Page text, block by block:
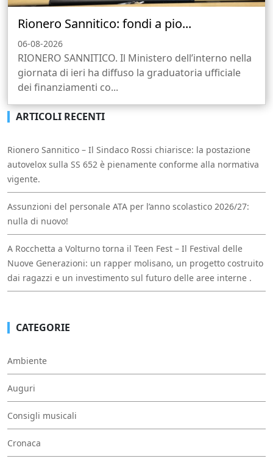
Rionero Sannitico: fondi a pio...
06-08-2026
RIONERO SANNITICO. Il Ministero dell’interno nella
giornata di ieri ha diffuso la graduatoria ufficiale
dei finanziamenti co...
ARTICOLI RECENTI
Rionero Sannitico – Il Sindaco Rossi chiarisce: la postazione
autovelox sulla SS 652 è pienamente conforme alla normativa
vigente.
Assunzioni del personale ATA per l’anno scolastico 2026/27:
nulla di nuovo!
A Rocchetta a Volturno torna il Teen Fest – Il Festival delle
Nuove Generazioni: un rapper molisano, un progetto costruito
dai ragazzi e un investimento sul futuro delle aree interne .
CATEGORIE
Ambiente
Auguri
Consigli musicali
Cronaca